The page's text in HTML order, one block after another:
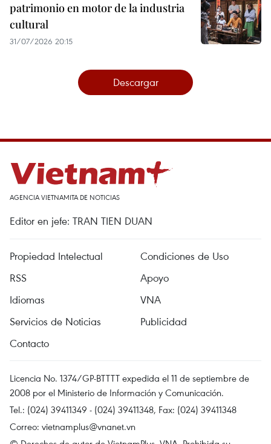
patrimonio en motor de la industria
cultural
31/07/2026 20:15
Descargar
AGENCIA VIETNAMITA DE NOTICIAS
Editor en jefe: TRAN TIEN DUAN
Propiedad Intelectual
Condiciones de Uso
RSS
Apoyo
Idiomas
VNA
Servicios de Noticias
Publicidad
Contacto
Licencia No. 1374/GP-BTTTT expedida el 11 de septiembre de
2008 por el Ministerio de Información y Comunicación.
Tel.: (024) 39411349 - (024) 39411348, Fax: (024) 39411348
Correo: vietnamplus@vnanet.vn